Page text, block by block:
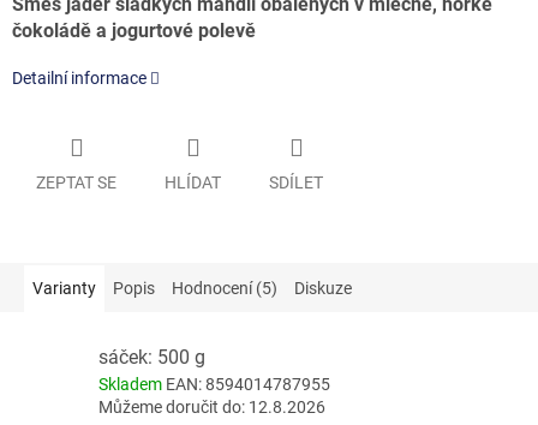
čokoládě a jogurtové polevě
Detailní informace
ZEPTAT SE HLÍDAT SDÍLET
Varianty Popis Hodnocení (5) Diskuze
sáček: 500 g
Skladem EAN:8594014787955
Můžeme doručit do: 12.8.2026